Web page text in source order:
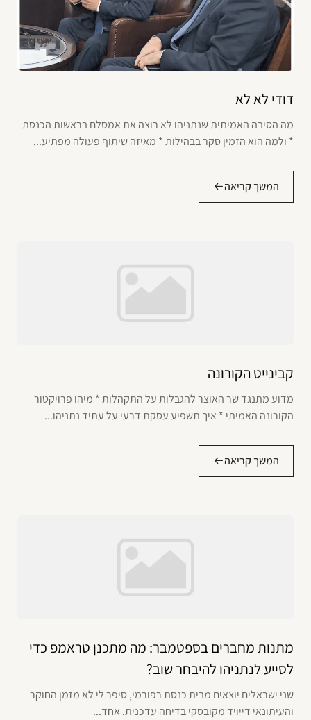
דודי לא לא
מה הסיבה האמיתית שנתניהו לא רוצה את אמסלם בראשות הכנסת
* ולמה הוא הזמין סקר בבהילות * מאיזה שיתוף פעולה מפתיע...
המשך קריאה
קבינייט הקורונה
מדוע מתנגד שר האוצר להגבלות על התקהלות * מיהו פרויקטור
הקורונה האמיתי * איך תשפיע עסקת דרעי על עתיד נתניהו...
המשך קריאה
מתנות מחברים בספטמבר: מה מתכנן טראמפ כדי
לסייע לנתניהו להיבחר שוב?
שני ישראלים יוצאים מבית כנסת רפורמי, סיפר לי לא מזמן החוקר
והעיתונאי דייויד מקובסקי בדיחה עדכנית. אחד...